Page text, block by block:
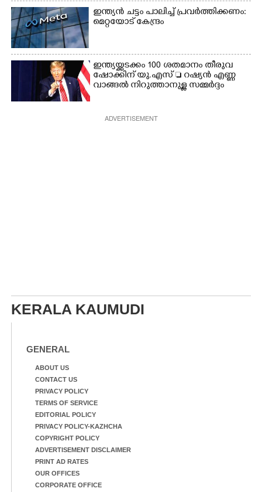
ഇന്ത്യൻ ചട്ടം പാലിച്ച് പ്രവർത്തിക്കണം:
മെറ്റയോട് കേന്ദ്രം
ഇന്ത്യയ്ക്കടക്കം 100 ശതമാനം തീരുവ
ഷോക്കിന് യു.എസ്  റഷ്യൻ എണ്ണ
വാങ്ങൽ നിറുത്താനുള്ള സമ്മർദ്ദം
ADVERTISEMENT
KERALA KAUMUDI
GENERAL
ABOUT US
CONTACT US
PRIVACY POLICY
TERMS OF SERVICE
EDITORIAL POLICY
PRIVACY POLICY-KAZHCHA
COPYRIGHT POLICY
ADVERTISEMENT DISCLAIMER
PRINT AD RATES
OUR OFFICES
CORPORATE OFFICE